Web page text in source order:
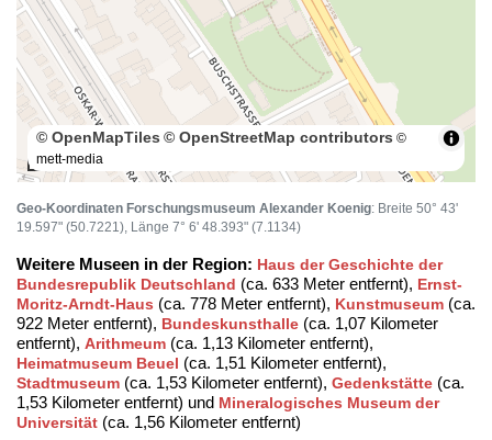
100 m
© OpenMapTiles © OpenStreetMap contributors ©
mett-media
Geo-Koordinaten Forschungsmuseum Alexander Koenig: Breite 50° 43'
19.597" (50.7221), Länge 7° 6' 48.393" (7.1134)
Weitere Museen in der Region: Haus der Geschichte der
Bundesrepublik Deutschland (ca. 633 Meter entfernt), Ernst-
Moritz-Arndt-Haus (ca. 778 Meter entfernt), Kunstmuseum (ca.
922 Meter entfernt), Bundeskunsthalle (ca. 1,07 Kilometer
entfernt), Arithmeum (ca. 1,13 Kilometer entfernt),
Heimatmuseum Beuel (ca. 1,51 Kilometer entfernt),
Stadtmuseum (ca. 1,53 Kilometer entfernt), Gedenkstätte (ca.
1,53 Kilometer entfernt) und Mineralogisches Museum der
Universität (ca. 1,56 Kilometer entfernt)